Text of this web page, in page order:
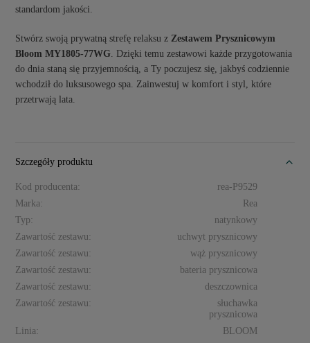
standardom jakości.
Stwórz swoją prywatną strefę relaksu z Zestawem Prysznicowym
Bloom MY1805-77WG . Dzięki temu zestawowi każde przygotowania
do dnia staną się przyjemnością, a Ty poczujesz się, jakbyś codziennie
wchodził do luksusowego spa. Zainwestuj w komfort i styl, które
przetrwają lata.
Szczegóły produktu
Kod producenta:
rea-P9529
Marka:
Rea
Typ:
natynkowy
Zawartość zestawu:
uchwyt prysznicowy
Zawartość zestawu:
wąż prysznicowy
Zawartość zestawu:
bateria prysznicowa
Zawartość zestawu:
deszczownica
Zawartość zestawu:
słuchawka
prysznicowa
Linia:
BLOOM